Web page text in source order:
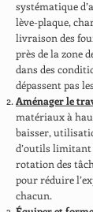
systématique
lève-plaque,
livraison des
près de la zone
dans des
dépassent pas
Aménager le
matériaux à
baisser,
d’outils limitant
rotation des
pour réduire
chacun.